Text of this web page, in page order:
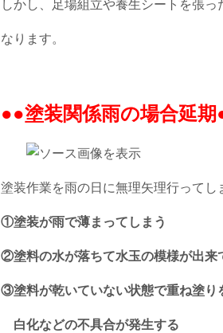
しかし、足場組立や養生シートを張
なります。
●●塗装関係雨の場合延期
塗装作業を雨の日に無理矢理行ってし
①塗装が雨で薄まってしまう
②塗料の水が落ちて水玉の模様が出来
③塗料が乾いていない状態で重ね塗り
白化などの不具合が発生する